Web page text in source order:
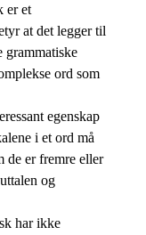
er et
at det legger til
grammatiske
ord som
egenskap
i et ord må
de er fremre eller
og
har ikke